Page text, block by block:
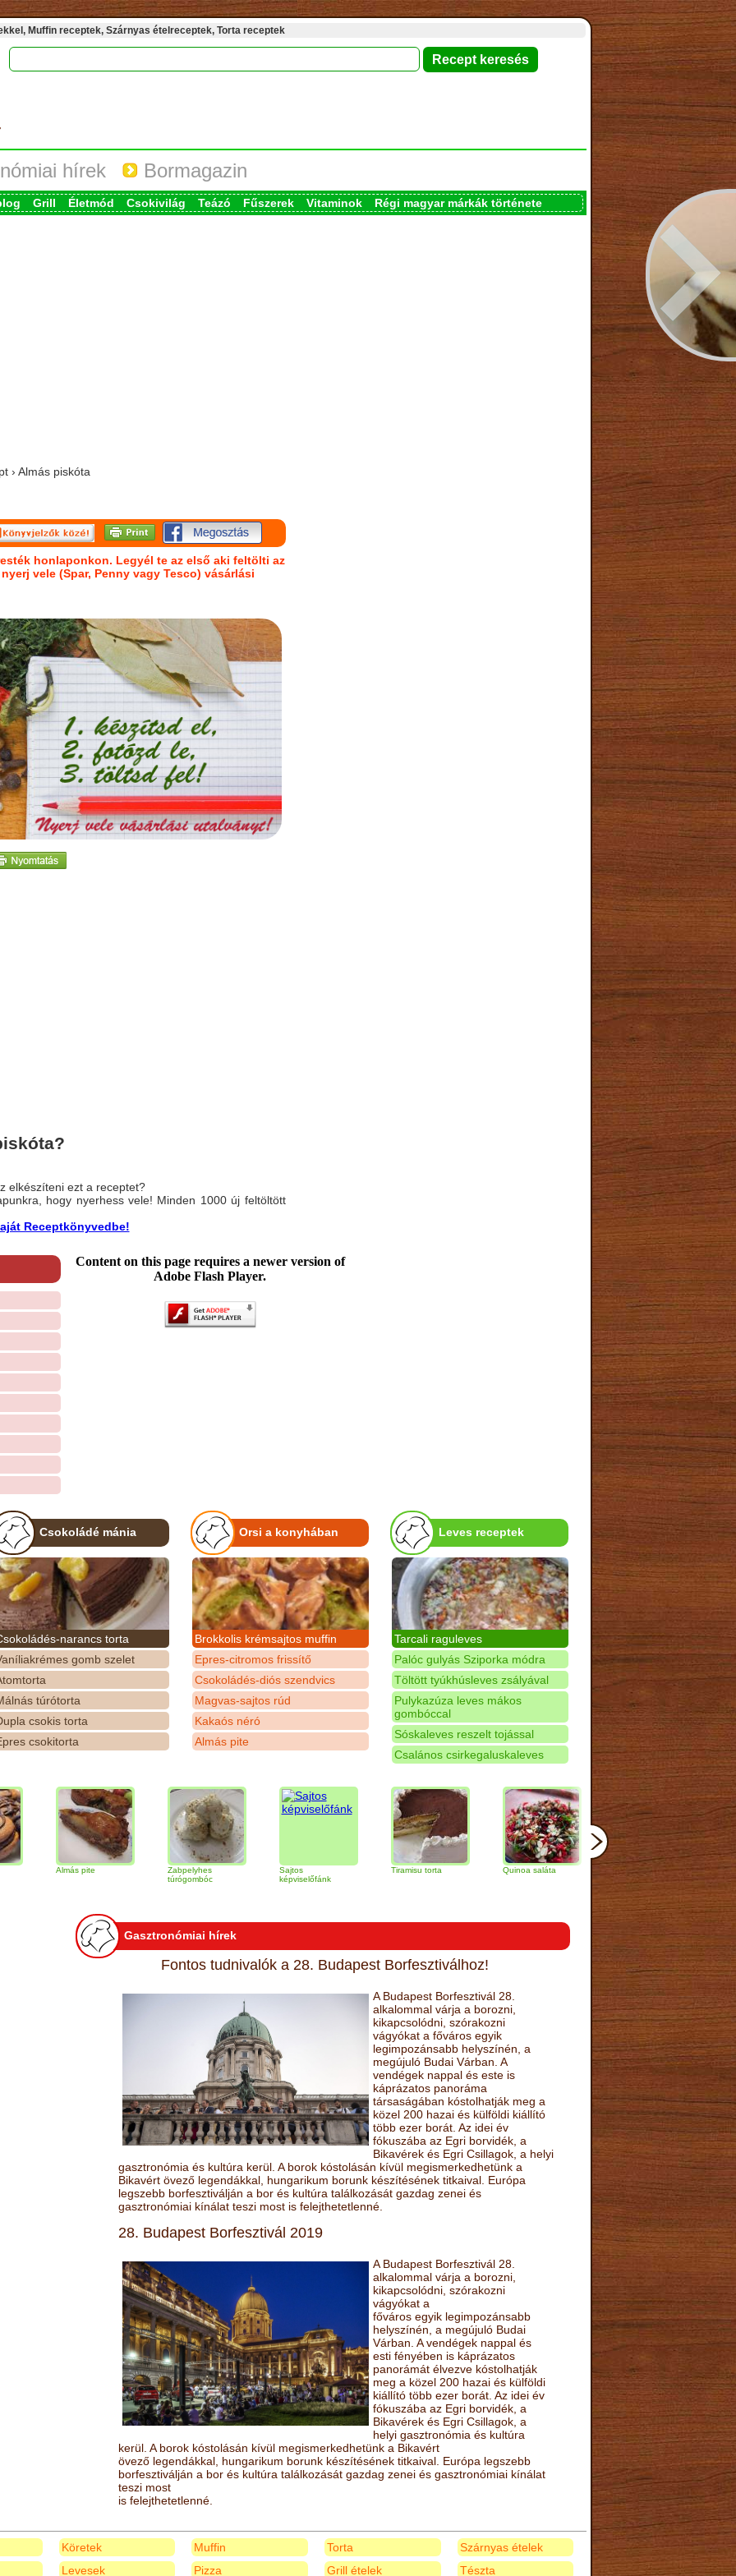
Muffin receptek, Szárnyas ételreceptek, Torta receptek
hírek Bormagazin
Grill Életmód Csokivilág Teázó Fűszerek Vitaminok Régi magyar márkák története
› Almás piskóta
honlaponkon. Legyél te az első aki feltölti az
vele (Spar, Penny vagy Tesco) vásárlási
elkészíteni ezt a receptet?
hogy nyerhess vele! Minden 1000 új feltöltött
Receptkönyvedbe!
Content on this page requires a newer version of
Adobe Flash Player.
Csokoládé mánia
narancs torta
gomb szelet
túrótorta
csokis torta
csokitorta
Orsi a konyhában
Brokkolis krémsajtos muffin
Epres-citromos frissítő
Csokoládés-diós szendvics
Magvas-sajtos rúd
Kakaós néró
Almás pite
Leves receptek
Tarcali raguleves
Palóc gulyás Sziporka módra
Töltött tyúkhúsleves zsályával
Pulykazúza leves mákos
gombóccal
Sóskaleves reszelt tojással
Csalános csirkegaluskaleves
Zabpelyhes
túrógombóc
képviselőfánk
Tiramisu torta Quinoa saláta Mandulás kifli
Csokoládés-
narancs torta
Gasztronómiai hírek
Fontos tudnivalók a 28. Budapest Borfesztiválhoz!
A Budapest Borfesztivál 28.
alkalommal várja a borozni,
kikapcsolódni, szórakozni
vágyókat a főváros egyik
legimpozánsabb helyszínén, a
megújuló Budai Várban. A
vendégek nappal és este is
káprázatos panoráma
társaságában kóstolhatják meg a
közel 200 hazai és külföldi kiállító
több ezer borát. Az idei év
fókuszába az Egri borvidék, a
Bikavérek és Egri Csillagok, a helyi
gasztronómia és kultúra kerül. A borok kóstolásán kívül megismerkedhetünk a
Bikavért övező legendákkal, hungarikum borunk készítésének titkaival. Európa
legszebb borfesztiválján a bor és kultúra találkozását gazdag zenei és
gasztronómiai kínálat teszi most is felejthetetlenné.
28. Budapest Borfesztivál 2019
A Budapest Borfesztivál 28.
alkalommal várja a borozni,
kikapcsolódni, szórakozni
vágyókat a
főváros egyik legimpozánsabb
helyszínén, a megújuló Budai
Várban. A vendégek nappal és
esti fényében is káprázatos
panorámát élvezve kóstolhatják
meg a közel 200 hazai és külföldi
kiállító több ezer borát. Az idei év
fókuszába az Egri borvidék, a
Bikavérek és Egri Csillagok, a
helyi gasztronómia és kultúra
kerül. A borok kóstolásán kívül megismerkedhetünk a Bikavért
övező legendákkal, hungarikum borunk készítésének titkaival. Európa legszebb
borfesztiválján a bor és kultúra találkozását gazdag zenei és gasztronómiai kínálat
teszi most
is felejthetetlenné.
Köretek
Levesek
Muffin
Pizza
Torta
Grill ételek
Szárnyas ételek
Tészta